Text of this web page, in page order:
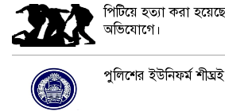
পিটিয়ে হত্যা করা
অভিযোগে।
পুলিশের ইউনিফর্ম